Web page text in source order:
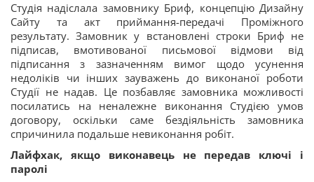
Студія надіслала замовнику Бриф, концепцію Дизайну
Сайту та акт приймання-передачі Проміжного
результату. Замовник у встановлені строки Бриф не
підписав, вмотивованої письмової відмови від
підписання з зазначенням вимог щодо усунення
недоліків чи інших зауважень до виконаної роботи
Студії не надав. Це позбавляє замовника можливості
посилатись на неналежне виконання Студією умов
договору, оскільки саме бездіяльність замовника
спричинила подальше невиконання робіт.
Лайфхак, якщо виконавець не передав ключі і
паролі